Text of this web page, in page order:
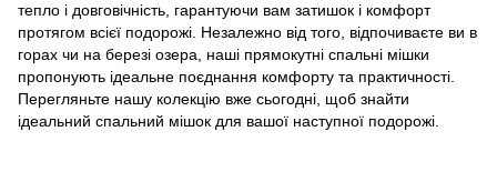
тепло і довговічність, гарантуючи вам затишок і комфорт
протягом всієї подорожі. Незалежно від того, відпочиваєте ви в
горах чи на березі озера, наші прямокутні спальні мішки
пропонують ідеальне поєднання комфорту та практичності.
Перегляньте нашу колекцію вже сьогодні, щоб знайти
ідеальний спальний мішок для вашої наступної подорожі.